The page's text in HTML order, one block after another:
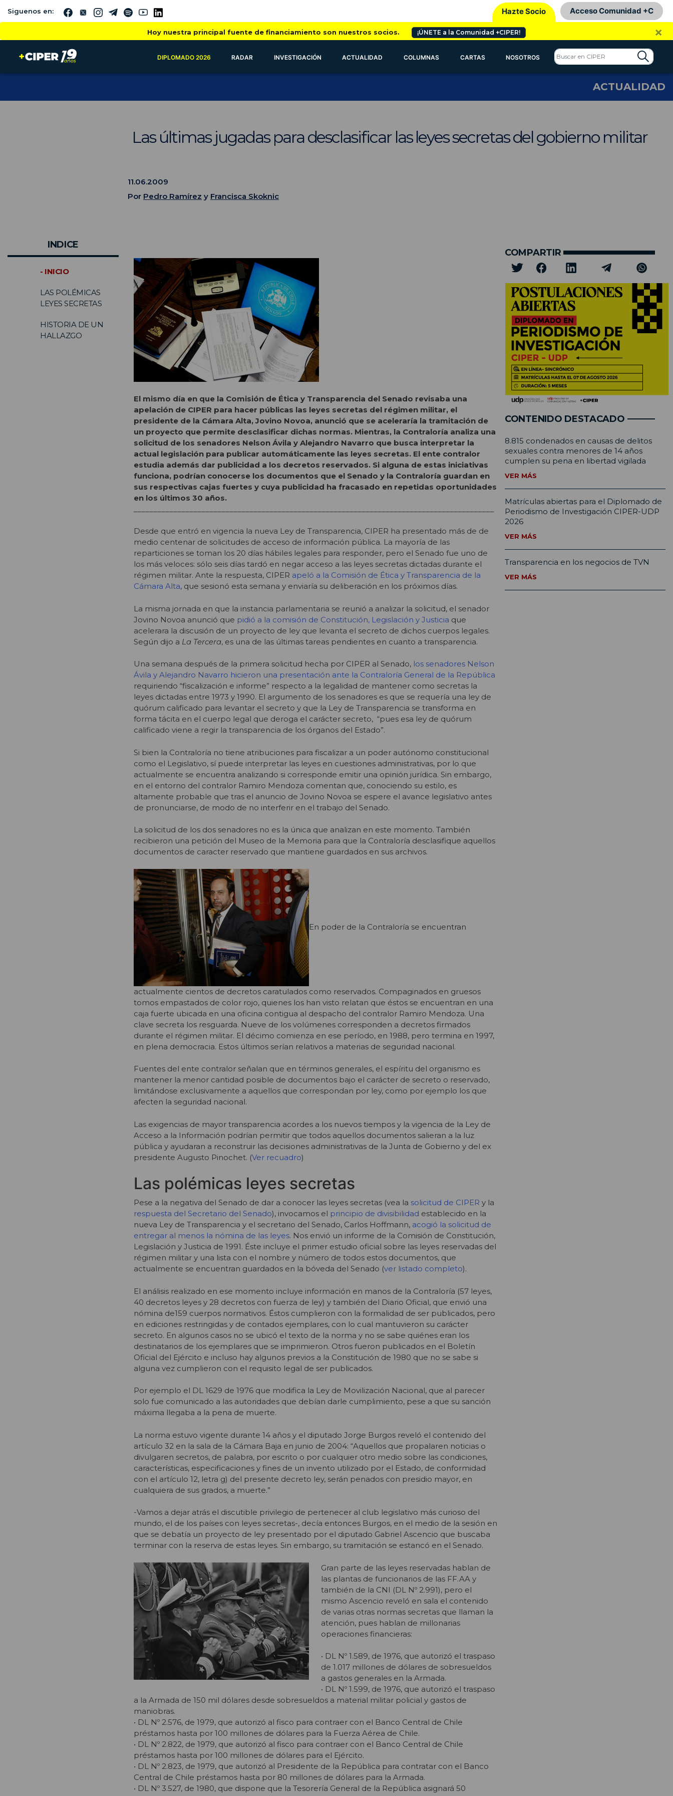
Siguenos en: Hazte Socio Acceso Comunidad +C
Hoy nuestra principal fuente de financiamiento son nuestros socios. ¡ÚNETE a la Comunidad +CIPER! ×
DIPLOMADO 2026 RADAR INVESTIGACIÓN ACTUALIDAD COLUMNAS CARTAS NOSOTROS
ACTUALIDAD
Las últimas jugadas para desclasificar las leyes secretas del gobierno militar
11.06.2009
Por Pedro Ramírez y Francisca Skoknic
INDICE
- INICIO
LAS POLÉMICAS
LEYES SECRETAS
HISTORIA DE UN
HALLAZGO
El mismo día en que la Comisión de Ética y Transparencia del Senado revisaba una
apelación de CIPER para hacer públicas las leyes secretas del régimen militar, el
presidente de la Cámara Alta, Jovino Novoa, anunció que se aceleraría la tramitación de
un proyecto que permite desclasificar dichas normas. Mientras, la Contraloría analiza una
solicitud de los senadores Nelson Ávila y Alejandro Navarro que busca interpretar la
actual legislación para publicar automáticamente las leyes secretas. El ente contralor
estudia además dar publicidad a los decretos reservados. Si alguna de estas iniciativas
funciona, podrían conocerse los documentos que el Senado y la Contraloría guardan en
sus respectivas cajas fuertes y cuya publicidad ha fracasado en repetidas oportunidades
en los últimos 30 años.
Desde que entró en vigencia la nueva Ley de Transparencia, CIPER ha presentado más de de
medio centenar de solicitudes de acceso de información pública. La mayoría de las
reparticiones se toman los 20 días hábiles legales para responder, pero el Senado fue uno de
los más veloces: sólo seis días tardó en negar acceso a las leyes secretas dictadas durante el
régimen militar. Ante la respuesta, CIPER apeló a la Comisión de Ética y Transparencia de la
Cámara Alta, que sesionó esta semana y enviaría su deliberación en los próximos días.
La misma jornada en que la instancia parlamentaria se reunió a analizar la solicitud, el senador
Jovino Novoa anunció que pidió a la comisión de Constitución, Legislación y Justicia que
acelerara la discusión de un proyecto de ley que levanta el secreto de dichos cuerpos legales.
Según dijo a La Tercera, es una de las últimas tareas pendientes en cuanto a transparencia.
Una semana después de la primera solicitud hecha por CIPER al Senado, los senadores Nelson
Ávila y Alejandro Navarro hicieron una presentación ante la Contraloría General de la República
requiriendo “fiscalización e informe” respecto a la legalidad de mantener como secretas la
leyes dictadas entre 1973 y 1990. El argumento de los senadores es que se requería una ley de
quórum calificado para levantar el secreto y que la Ley de Transparencia se transforma en
forma tácita en el cuerpo legal que deroga el carácter secreto, “pues esa ley de quórum
calificado viene a regir la transparencia de los órganos del Estado”.
Si bien la Contraloría no tiene atribuciones para fiscalizar a un poder autónomo constitucional
como el Legislativo, sí puede interpretar las leyes en cuestiones administrativas, por lo que
actualmente se encuentra analizando si corresponde emitir una opinión jurídica. Sin embargo,
en el entorno del contralor Ramiro Mendoza comentan que, conociendo su estilo, es
altamente probable que tras el anuncio de Jovino Novoa se espere el avance legislativo antes
de pronunciarse, de modo de no interferir en el trabajo del Senado.
La solicitud de los dos senadores no es la única que analizan en este momento. También
recibieron una petición del Museo de la Memoria para que la Contraloría desclasifique aquellos
documentos de caracter reservado que mantiene guardados en sus archivos.
En poder de la Contraloría se encuentran
actualmente cientos de decretos caratulados como reservados. Compaginados en gruesos
tomos empastados de color rojo, quienes los han visto relatan que éstos se encuentran en una
caja fuerte ubicada en una oficina contigua al despacho del contralor Ramiro Mendoza. Una
clave secreta los resguarda. Nueve de los volúmenes corresponden a decretos firmados
durante el régimen militar. El décimo comienza en ese período, en 1988, pero termina en 1997,
en plena democracia. Estos últimos serían relativos a materias de seguridad nacional.
Fuentes del ente contralor señalan que en términos generales, el espíritu del organismo es
mantener la menor cantidad posible de documentos bajo el carácter de secreto o reservado,
limitándose exclusivamente a aquellos que correspondan por ley, como por ejemplo los que
afecten la seguridad nacional.
Las exigencias de mayor transparencia acordes a los nuevos tiempos y la vigencia de la Ley de
Acceso a la Información podrían permitir que todos aquellos documentos salieran a la luz
pública y ayudaran a reconstruir las decisiones administrativas de la Junta de Gobierno y del ex
presidente Augusto Pinochet. (Ver recuadro)
Las polémicas leyes secretas
Pese a la negativa del Senado de dar a conocer las leyes secretas (vea la solicitud de CIPER y la
respuesta del Secretario del Senado), invocamos el principio de divisibilidad establecido en la
nueva Ley de Transparencia y el secretario del Senado, Carlos Hoffmann, acogió la solicitud de
entregar al menos la nómina de las leyes. Nos envió un informe de la Comisión de Constitución,
Legislación y Justicia de 1991. Éste incluye el primer estudio oficial sobre las leyes reservadas del
régimen militar y una lista con el nombre y número de todos estos documentos, que
actualmente se encuentran guardados en la bóveda del Senado (ver listado completo).
El análisis realizado en ese momento incluye información en manos de la Contraloría (57 leyes,
40 decretos leyes y 28 decretos con fuerza de ley) y también del Diario Oficial, que envió una
nómina de159 cuerpos normativos. Éstos cumplieron con la formalidad de ser publicados, pero
en ediciones restringidas y de contados ejemplares, con lo cual mantuvieron su carácter
secreto. En algunos casos no se ubicó el texto de la norma y no se sabe quiénes eran los
destinatarios de los ejemplares que se imprimieron. Otros fueron publicados en el Boletín
Oficial del Ejército e incluso hay algunos previos a la Constitución de 1980 que no se sabe si
alguna vez cumplieron con el requisito legal de ser publicados.
Por ejemplo el DL 1629 de 1976 que modifica la Ley de Movilización Nacional, que al parecer
solo fue comunicado a las autoridades que debían darle cumplimiento, pese a que su sanción
máxima llegaba a la pena de muerte.
La norma estuvo vigente durante 14 años y el diputado Jorge Burgos reveló el contenido del
artículo 32 en la sala de la Cámara Baja en junio de 2004: “Aquellos que propalaren noticias o
divulgaren secretos, de palabra, por escrito o por cualquier otro medio sobre las condiciones,
características, especificaciones y fines de un invento utilizado por el Estado, de conformidad
con el artículo 12, letra g) del presente decreto ley, serán penados con presidio mayor, en
cualquiera de sus grados, a muerte.”
-Vamos a dejar atrás el discutible privilegio de pertenecer al club legislativo más curioso del
mundo, el de los países con leyes secretas-, decía entonces Burgos, en el medio de la sesión en
que se debatía un proyecto de ley presentado por el diputado Gabriel Ascencio que buscaba
terminar con la reserva de estas leyes. Sin embargo, su tramitación se estancó en el Senado.
Gran parte de las leyes reservadas hablan de
las plantas de funcionarios de las FF.AA y
también de la CNI (DL Nº 2.991), pero el
mismo Ascencio reveló en sala el contenido
de varias otras normas secretas que llaman la
atención, pues hablan de millonarias
operaciones financieras:
• DL Nº 1.589, de 1976, que autorizó el traspaso
de 1.017 millones de dólares de sobresueldos
a gastos generales en la Armada.
• DL Nº 1.599, de 1976, que autorizó el traspaso
a la Armada de 150 mil dólares desde sobresueldos a material militar policial y gastos de
maniobras.
• DL Nº 2.576, de 1979, que autorizó al fisco para contraer con el Banco Central de Chile
préstamos hasta por 100 millones de dólares para la Fuerza Aérea de Chile.
• DL Nº 2.822, de 1979, que autorizó al fisco para contraer con el Banco Central de Chile
préstamos hasta por 100 millones de dólares para el Ejército.
• DL Nº 2.823, de 1979, que autorizó al Presidente de la República para contratar con el Banco
Central de Chile préstamos hasta por 80 millones de dólares para la Armada.
• DL Nº 3.527, de 1980, que dispone que la Tesorería General de la República asignará 50
COMPARTIR
CONTENIDO DESTACADO
8.815 condenados en causas de delitos
sexuales contra menores de 14 años
cumplen su pena en libertad vigilada
VER MÁS
Matrículas abiertas para el Diplomado de
Periodismo de Investigación CIPER-UDP
2026
VER MÁS
Transparencia en los negocios de TVN
VER MÁS